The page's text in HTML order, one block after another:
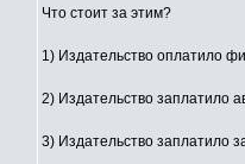
Что стоит за этим?
1) Издательство оплатило
2) Издательство заплатило
3) Издательство заплатило